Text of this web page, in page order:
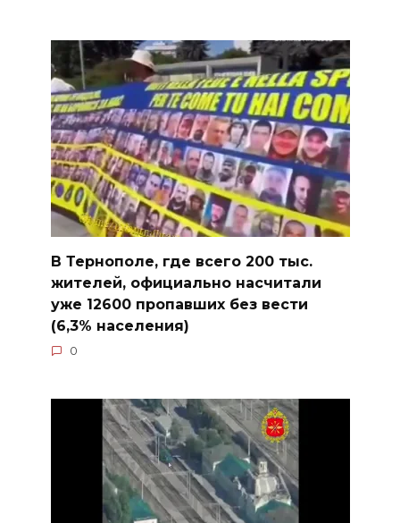
В Тернополе, где всего 200 тыс.
жителей, официально насчитали
уже 12600 пропавших без вести
(6,3% населения)
0